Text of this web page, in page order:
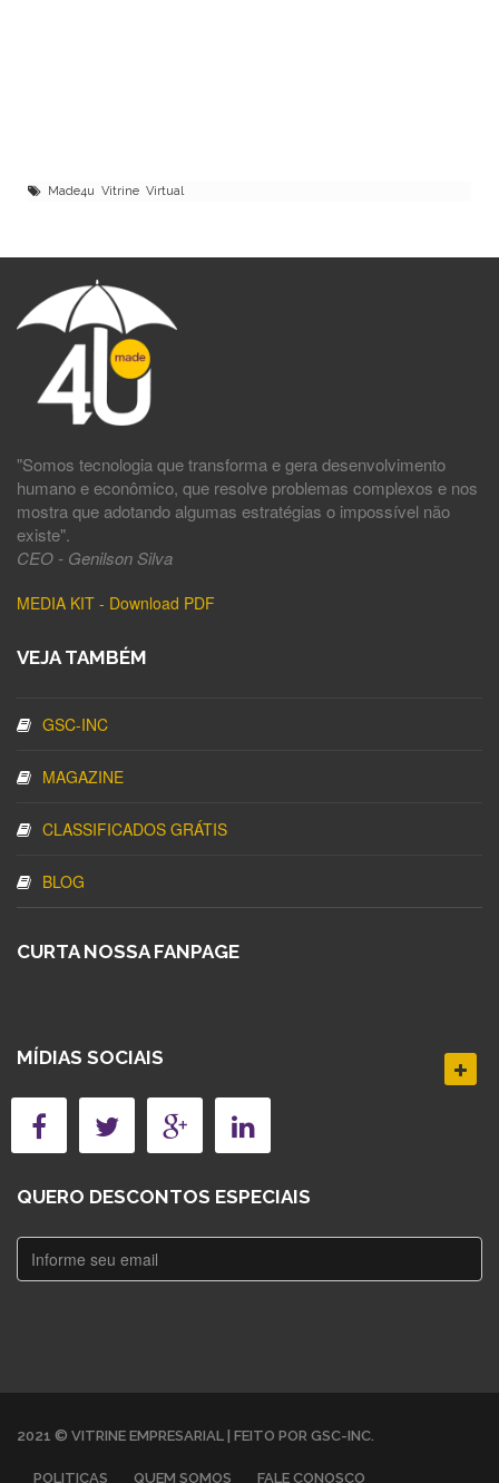
Made4u Vitrine Virtual
"Somos tecnologia que transforma e gera desenvolvimento
humano e econômico, que resolve problemas complexos e nos
mostra que adotando algumas estratégias o impossível não
existe".
CEO - Genilson Silva
MEDIA KIT - Download PDF
VEJA TAMBÉM
GSC-INC
MAGAZINE
CLASSIFICADOS GRÁTIS
BLOG
CURTA NOSSA FANPAGE
MÍDIAS SOCIAIS
QUERO DESCONTOS ESPECIAIS
2021 © VITRINE EMPRESARIAL | FEITO POR GSC-INC.
POLITICAS QUEM SOMOS FALE CONOSCO